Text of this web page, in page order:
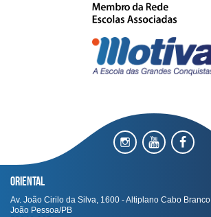
Oriental
Av. João Cirilo da Silva, 1600 - Altiplano Cabo Branco
João Pessoa/PB